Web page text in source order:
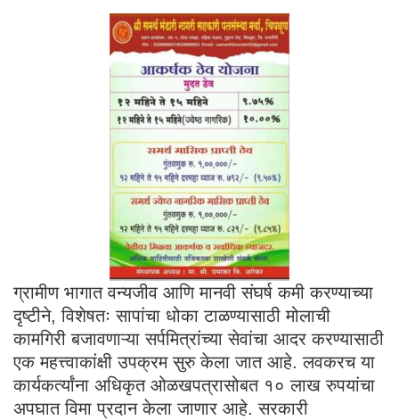
ग्रामीण भागात वन्यजीव आणि मानवी संघर्ष कमी करण्याच्या
दृष्टीने, विशेषतः सापांचा धोका टाळण्यासाठी मोलाची
कामगिरी बजावणाऱ्या सर्पमित्रांच्या सेवांचा आदर करण्यासाठी
एक महत्त्वाकांक्षी उपक्रम सुरु केला जात आहे. लवकरच या
कार्यकर्त्यांना अधिकृत ओळखपत्रासोबत १० लाख रुपयांचा
अपघात विमा प्रदान केला जाणार आहे. सरकारी